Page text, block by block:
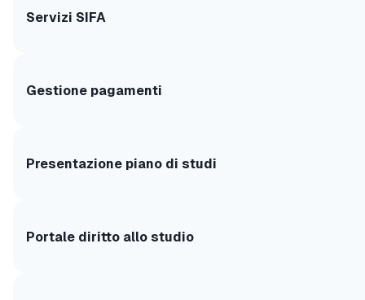
Servizi SIFA
Gestione pagamenti
Presentazione piano di studi
Portale diritto allo studio